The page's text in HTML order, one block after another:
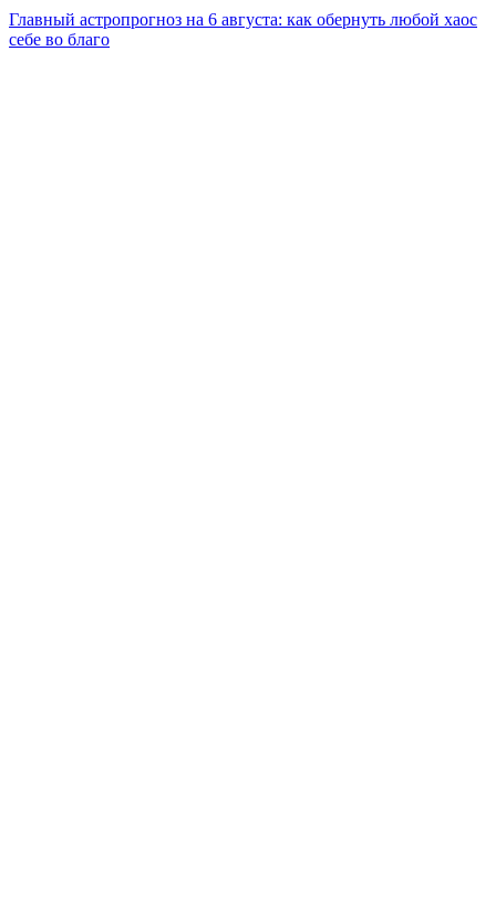
Главный астропрогноз на 6 августа: как обернуть любой хаос
себе во благо